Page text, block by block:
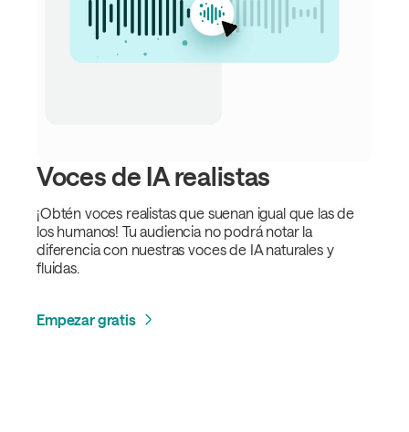
Voces de IA realistas
¡Obtén voces realistas que suenan igual que las de
los humanos! Tu audiencia no podrá notar la
diferencia con nuestras voces de IA naturales y
fluidas.
Empezar gratis